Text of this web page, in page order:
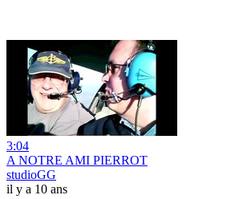
3:04
A NOTRE AMI PIERROT
studioGG
il y a 10 ans